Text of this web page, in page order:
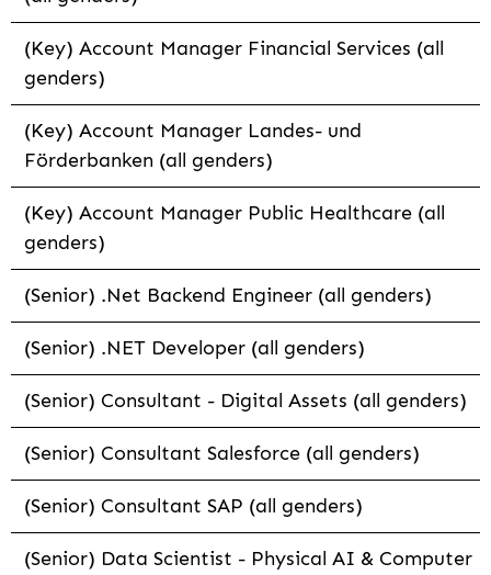
(Key) Account Manager Financial Services (all
genders)
(Key) Account Manager Landes- und
Förderbanken (all genders)
(Key) Account Manager Public Healthcare (all
genders)
(Senior) .Net Backend Engineer (all genders)
(Senior) .NET Developer (all genders)
(Senior) Consultant - Digital Assets (all genders)
(Senior) Consultant Salesforce (all genders)
(Senior) Consultant SAP (all genders)
(Senior) Data Scientist - Physical AI & Computer